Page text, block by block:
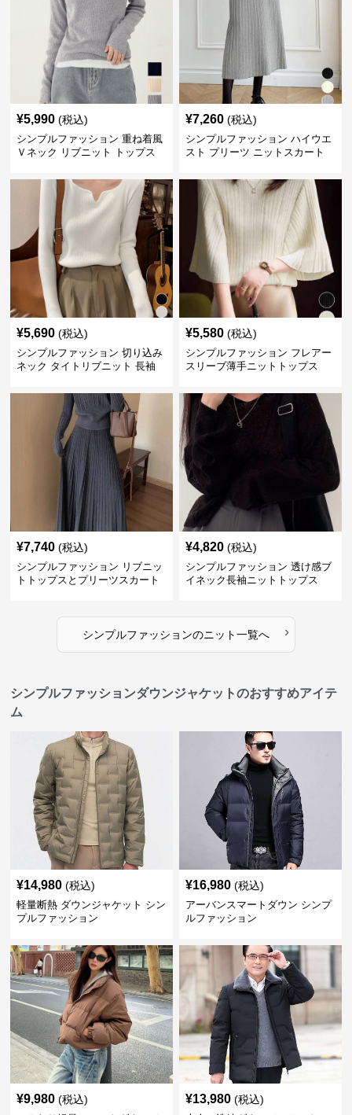
¥5,990 (税込)
シンプルファッション 重ね着風
Ｖネック リブニット トップス
¥7,260 (税込)
シンプルファッション ハイウエ
スト プリーツ ニットスカート
¥5,690 (税込)
シンプルファッション 切り込み
ネック タイトリブニット 長袖
¥5,580 (税込)
シンプルファッション フレアー
スリーブ薄手ニットトップス
¥7,740 (税込)
シンプルファッション リブニッ
トトップスとプリーツスカート
¥4,820 (税込)
シンプルファッション 透け感ブ
イネック長袖ニットトップス
シンプルファッションのニット一覧へ ›
シンプルファッションダウンジャケットのおすすめアイテ
ム
¥14,980 (税込)
軽量断熱 ダウンジャケット シン
プルファッション
¥16,980 (税込)
アーバンスマートダウン シンプ
ルファッション
¥9,980 (税込) ¥13,980 (税込)